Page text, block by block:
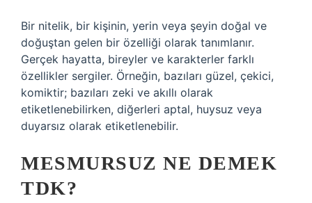
Bir nitelik, bir kişinin, yerin veya şeyin doğal ve
doğuştan gelen bir özelliği olarak tanımlanır.
Gerçek hayatta, bireyler ve karakterler farklı
özellikler sergiler. Örneğin, bazıları güzel, çekici,
komiktir; bazıları zeki ve akıllı olarak
etiketlenebilirken, diğerleri aptal, huysuz veya
duyarsız olarak etiketlenebilir.
MESMURSUZ NE DEMEK
TDK?